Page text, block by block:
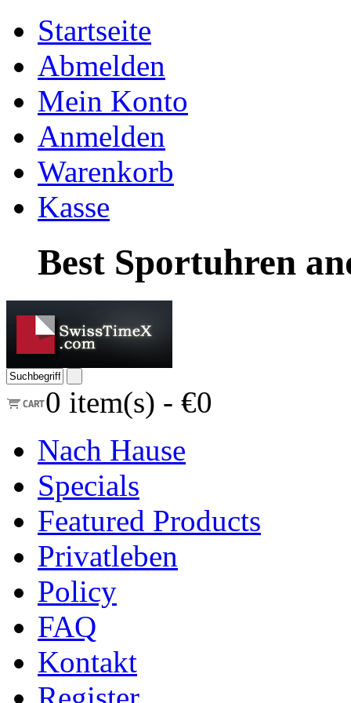
Startseite
Abmelden
Mein Konto
Anmelden
Warenkorb
Kasse
Best Sportuhren
0 item(s) - €0
Nach Hause
Specials
Featured Products
Privatleben
Policy
FAQ
Kontakt